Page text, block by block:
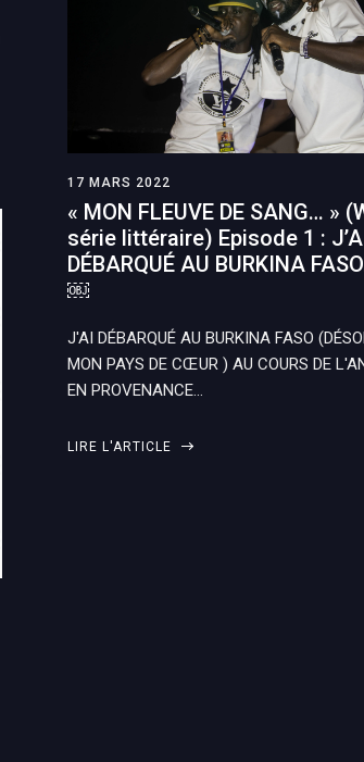
17 MARS 2022
« MON FLEUVE DE SANG… »
série littéraire) Episode 1 :
DÉBARQUÉ AU BURKINA
￼
J'AI DÉBARQUÉ AU BURKINA FASO
MON PAYS DE CŒUR ) AU COURS DE
EN PROVENANCE…
LIRE L'ARTICLE